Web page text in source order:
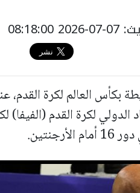
بكأس العالم لكرة
لكرة القدم (الفيفا)